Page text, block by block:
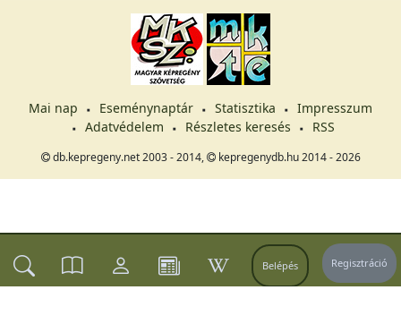
Belépés Regisztráció
Mai nap Eseménynaptár Statisztika
Impresszum
Adatvédelem
Részletes keresés RSS
db.kepregeny.net 2003 - 2014, kepregenydb.hu 2014 - 2026